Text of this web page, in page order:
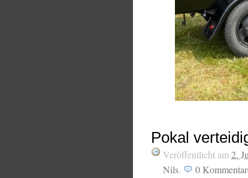
Pokal
Veröffentlicht am 2.
Nils. 0